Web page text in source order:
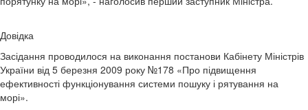
Довідка
Засідання проводилося на виконання постанови Кабінету Міністрів
України від 5 березня 2009 року №178 «Про підвищення
ефективності функціонування системи пошуку і рятування на
морі».